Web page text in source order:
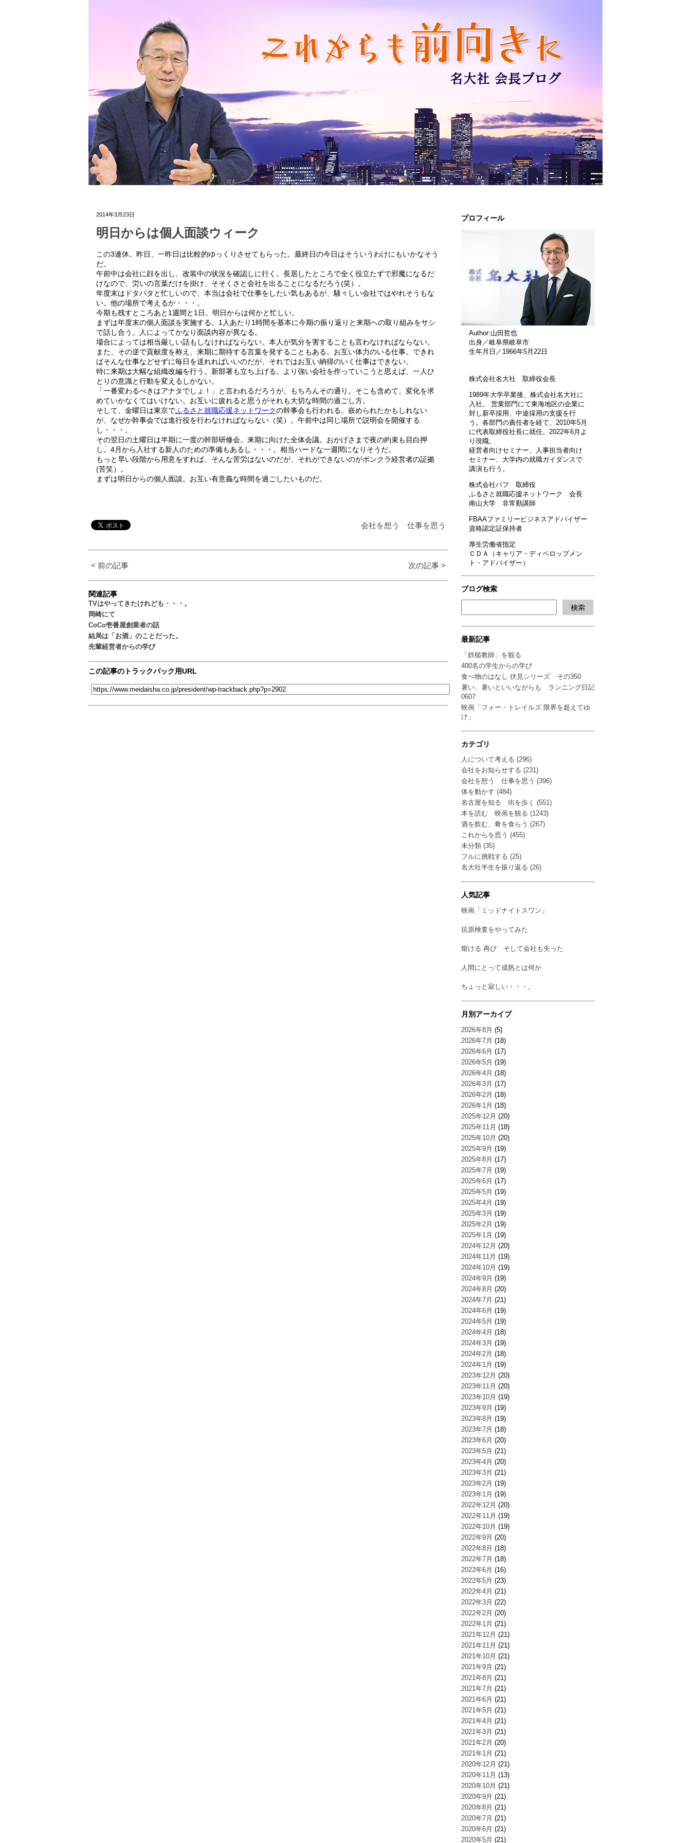
プロフィール
Author:山田哲也
出身／岐阜県岐阜市
生年月日／1966年5月22日
株式会社名大社 取締役会長
1989年大学卒業後、株式会社名大社に
入社。 営業部門にて東海地区の企業に
対し新卒採用、中途採用の支援を行
う。各部門の責任者を経て、2010年5月
に代表取締役社長に就任。2022年6月よ
り現職。
経営者向けセミナー、人事担当者向け
セミナー、大学内の就職ガイダンスで
講演も行う。
株式会社パフ 取締役
ふるさと就職応援ネットワーク 会長
南山大学 非常勤講師
FBAAファミリービジネスアドバイザー
資格認定証保持者
厚生労働省指定
ＣＤＡ（キャリア・ディベロップメン
ト・アドバイザー）
ブログ検索
最新記事
「鉄槌教師」を観る
400名の学生からの学び
食べ物のはなし 伏見シリーズ その350
暑い、暑いといいながらも ランニング日記
0607
映画「フォー・トレイルズ 限界を超えてゆ
け」
カテゴリ
人について考える (296)
会社をお知らせする (231)
会社を想う 仕事を思う (396)
体を動かす (484)
名古屋を知る 街を歩く (551)
本を読む 映画を観る (1243)
酒を飲む、肴を食らう (267)
これからを思う (455)
未分類 (35)
フルに挑戦する (25)
名大社半生を振り返る (26)
人気記事
映画「ミッドナイトスワン」
抗原検査をやってみた
熔ける 再び そして会社も失った
人間にとって成熟とは何か
ちょっと寂しい・・・。
月別アーカイブ
2026年8月 (5)
2026年7月 (18)
2026年6月 (17)
2026年5月 (19)
2026年4月 (18)
2026年3月 (17)
2026年2月 (18)
2026年1月 (18)
2025年12月 (20)
2025年11月 (18)
2025年10月 (20)
2025年9月 (19)
2025年8月 (17)
2025年7月 (19)
2025年6月 (17)
2025年5月 (19)
2025年4月 (19)
2025年3月 (19)
2025年2月 (19)
2025年1月 (19)
2024年12月 (20)
2024年11月 (19)
2024年10月 (19)
2024年9月 (19)
2024年8月 (20)
2024年7月 (21)
2024年6月 (19)
2024年5月 (19)
2024年4月 (18)
2024年3月 (19)
2024年2月 (18)
2024年1月 (19)
2023年12月 (20)
2023年11月 (20)
2023年10月 (19)
2023年9月 (19)
2023年8月 (19)
2023年7月 (18)
2023年6月 (20)
2023年5月 (21)
2023年4月 (20)
2023年3月 (21)
2023年2月 (19)
2023年1月 (19)
2022年12月 (20)
2022年11月 (19)
2022年10月 (19)
2022年9月 (20)
2022年8月 (18)
2022年7月 (18)
2022年6月 (16)
2022年5月 (23)
2022年4月 (21)
2022年3月 (22)
2022年2月 (20)
2022年1月 (21)
2021年12月 (21)
2021年11月 (21)
2021年10月 (21)
2021年9月 (21)
2021年8月 (21)
2021年7月 (21)
2021年6月 (21)
2021年5月 (21)
2021年4月 (21)
2021年3月 (21)
2021年2月 (20)
2021年1月 (21)
2020年12月 (21)
2020年11月 (13)
2020年10月 (21)
2020年9月 (21)
2020年8月 (21)
2020年7月 (21)
2020年6月 (21)
2020年5月 (21)
2014年3月23日
明日からは個人面談ウィーク
この3連休。昨日、一昨日は比較的ゆっくりさせてもらった。最終日の今日はそういうわけにもいかなそう
だ。
午前中は会社に顔を出し、改装中の状況を確認しに行く。長居したところで全く役立たずで邪魔になるだ
けなので、労いの言葉だけを掛け、そそくさと会社を出ることになるだろう(笑）。
年度末はドタバタと忙しいので、本当は会社で仕事をしたい気もあるが、騒々しい会社ではやれそうもな
い。他の場所で考えるか・・・。
今期も残すところあと1週間と1日。明日からは何かと忙しい。
まずは年度末の個人面談を実施する。1人あたり1時間を基本に今期の振り返りと来期への取り組みをサシ
で話し合う。人によってかなり面談内容が異なる。
場合によっては相当厳しい話もしなければならない。本人が気分を害することも言わなければならない。
また、その逆で貢献度を称え、来期に期待する言葉を発することもある。お互い体力のいる仕事。できれ
ばそんな仕事などせずに毎日を送れればいいのだが、それではお互い納得のいく仕事はできない。
特に来期は大幅な組織改編を行う。新部署も立ち上げる。より強い会社を作っていこうと思えば、一人ひ
とりの意識と行動を変えるしかない。
「一番変わるべきはアナタでしょ！」と言われるだろうが、もちろんその通り。そこも含めて、変化を求
めていかなくてはいけない。お互いに疲れると思うがそれも大切な時間の過ごし方。
そして、金曜日は東京でふるさと就職応援ネットワークの幹事会も行われる。嵌められたかもしれない
が、なぜか幹事会では進行役を行わなければならない（笑）。午前中は同じ場所で説明会を開催する
し・・・。
その翌日の土曜日は半期に一度の幹部研修会。来期に向けた全体会議。おかげさまで夜の約束も目白押
し。4月から入社する新人のための準備もあるし・・・。相当ハードな一週間になりそうだ。
もっと早い段階から用意をすれば、そんな苦労はないのだが、それができないのがボンクラ経営者の証拠
(苦笑）。
まずは明日からの個人面談。お互い有意義な時間を過ごしたいものだ。
会社を想う 仕事を思う
< 前の記事 次の記事 >
関連記事
TVはやってきたけれども・・・。
岡崎にて
CoCo壱番屋創業者の話
結局は「お酒」のことだった。
先輩経営者からの学び
この記事のトラックバック用URL